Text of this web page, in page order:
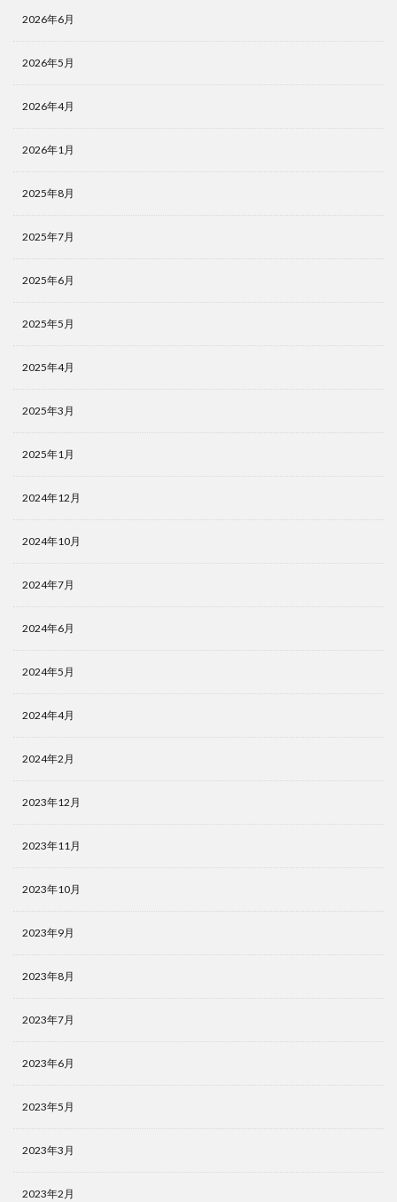
2026年6月
2026年5月
2026年4月
2026年1月
2025年8月
2025年7月
2025年6月
2025年5月
2025年4月
2025年3月
2025年1月
2024年12月
2024年10月
2024年7月
2024年6月
2024年5月
2024年4月
2024年2月
2023年12月
2023年11月
2023年10月
2023年9月
2023年8月
2023年7月
2023年6月
2023年5月
2023年3月
2023年2月